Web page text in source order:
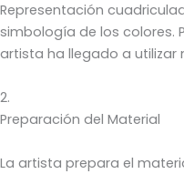
Representación
simbología de los colores.
artista ha llegado a utilizar
2.
Preparación del Material
La artista prepara el